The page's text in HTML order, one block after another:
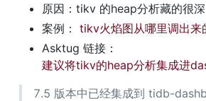
原因：tikv 的heap分析藏的很
案例： tikv火焰图从哪里调出来
Asktug 链接：
建议将tikv的heap分析集成进
7.5 版本中已经集成到 tidb-